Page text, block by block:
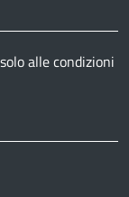
alle condizioni